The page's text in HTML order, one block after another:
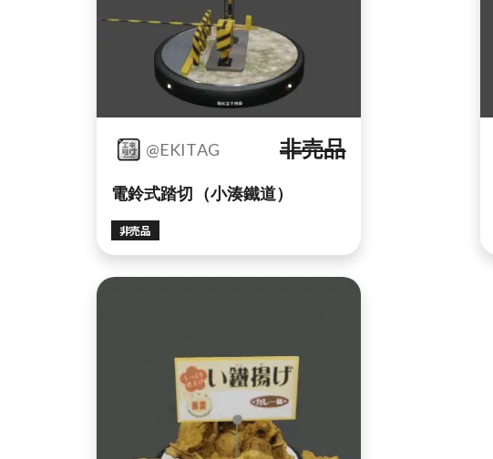
@EKITAG 非売品
電鈴式踏切（小湊鐵道）
非売品